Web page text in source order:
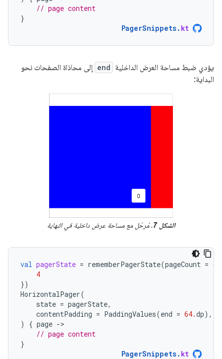
// page content
}
PagerSnippets. kt
يؤدي ضبط مساحة العرض الداخلية end إلى محاذاة الصفحات نحو
البداية:
الشكل 7 . مُرحّل مع مساحة عرض داخلية في النهاية
val pagerState = rememberPagerState(pageCount = {
4
})
HorizontalPager(
state = pagerState,
contentPadding = PaddingValues(end = 64.dp),
)
{ page -
// page content
}
PagerSnippets. kt